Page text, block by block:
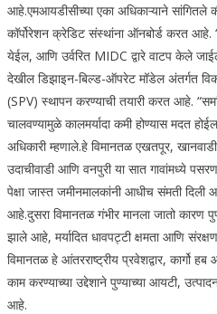
आहे.एमआयडीसीच्या एका अधिकाऱ्याने सांगितले
कॉर्पोरेशन क्रेडिट संस्थांना ऑनबोर्ड करत आहे.
येईल, आणि उर्वरित MIDC द्वारे वाटप केले
देखील डिझाइन-बिल्ड-ऑपरेट मॉडेल अंतर्गत
(SPV) स्थापन करण्याची तयारी करत आहे.
चालवण्यामुळे कालमर्यादा कमी होण्यास मदत
अधिकारी म्हणाले.हे विमानतळ एखतपूर,
उदाचीवाडी आणि वनपुरी या सात गावांमध्ये
पेक्षा जास्त जमीनमालकांनी आधीच संमती
आहे.दुसरा विमानतळ गंभीर मानला जातो कारण
झाले आहे, मर्यादित धावपट्टी क्षमता आणि संरक्षण
विमानतळ हे आंतरराष्ट्रीय प्रवेशद्वार, कार्गो
काम करण्याच्या उद्देशाने पुण्याच्या आयटी,
आहे.